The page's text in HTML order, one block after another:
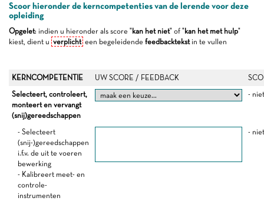
Scoor hieronder de kerncompetenties van de lerende voor deze
opleiding
Opgelet: indien u hieronder als score "kan het niet" of "kan het met hulp"
kiest, dient u verplicht een begeleidende feedbacktekstin te vullen
KERNCOMPETENTIE UW SCORE / FEEDBACK
Selecteert, controleert,
monteert en vervangt
(snij)gereedschappen
-
- Selecteert
(snij-)gereedschappen
i.f.v. de uit te voeren
bewerking
- Kalibreert meet- en
controle-
instrumenten
-